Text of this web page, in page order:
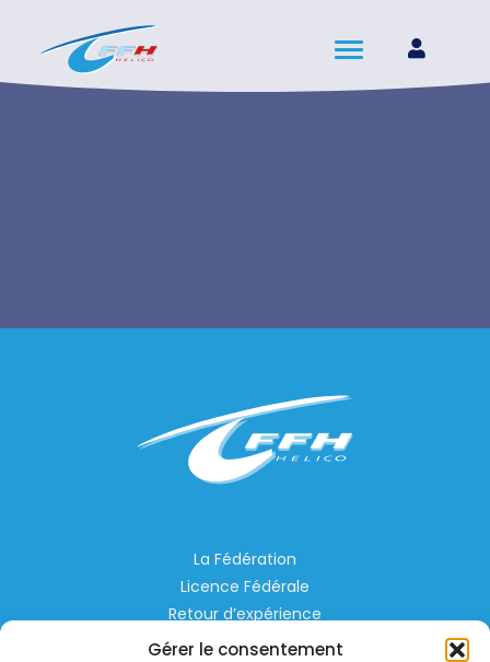
Gérer le consentement
La Fédération
Licence Fédérale
Retour d’expérience
Espace Privé